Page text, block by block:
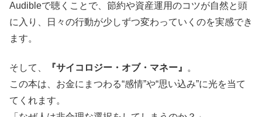
Audibleで聴くことで、節約や資産運用のコツが自然と頭
に入り、日々の行動が少しずつ変わっていくのを実感でき
ます。
そして、 『サイコロジー・オブ・マネー』 。
この本は、お金にまつわる“感情”や“思い込み”に光を当て
てくれます。